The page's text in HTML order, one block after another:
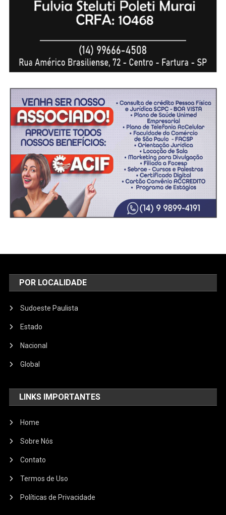
POR LOCALIDADE
Sudoeste Paulista
Estado
Nacional
Global
LINKS IMPORTANTES
Home
Sobre Nós
Contato
Termos de Uso
Políticas de Privacidade